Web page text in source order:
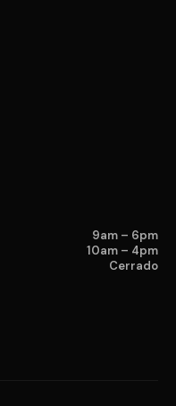
9am – 6pm
10am – 4pm
Cerrado